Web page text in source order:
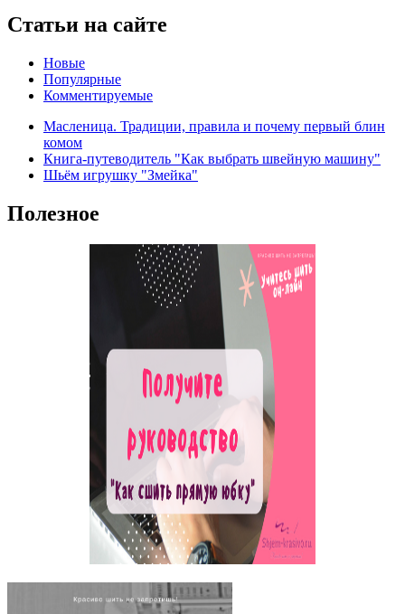
Статьи на сайте
Новые
Популярные
Комментируемые
Масленица. Традиции, правила и почему первый блин
комом
Книга-путеводитель "Как выбрать швейную машину"
Шьём игрушку "Змейка"
Полезное